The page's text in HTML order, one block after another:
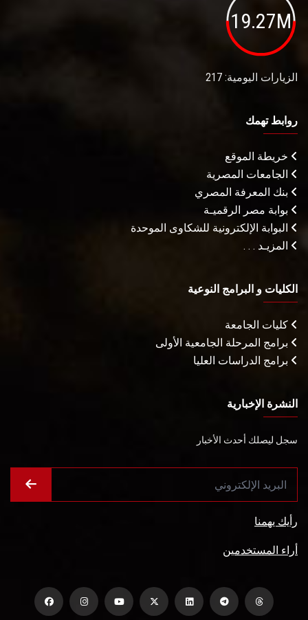
19.27M
الزيارات اليومية: 217
روابط تهمك
خريطة الموقع
الجامعات المصرية
بنك المعرفة المصري
بوابة مصر الرقميـة
البوابة الإلكترونية للشكاوى الموحدة
المزيـد . . .
الكليات و البرامج النوعية
كليات الجامعة
برامج المرحلة الجامعية الأولى
برامج الدراسات العليا
النشرة الإخبارية
سجل ليصلك أحدث الأخبار
رأيك يهمنا
أراء المستخدمين